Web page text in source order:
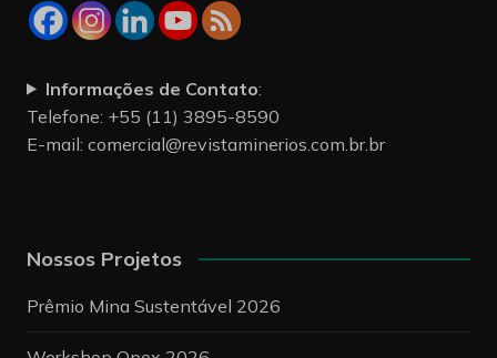
Informações de Contato:
Telefone: +55 (11) 3895-8590
E-mail: comercial@revistaminerios.com.br.br
Nossos Projetos
Prêmio Mina Sustentável 2026